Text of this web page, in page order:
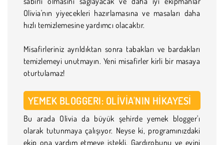
Olivia'nın yiyecekleri hazırlamasına ve masaları daha
hızlı temizlemesine yardımcı olacaktır.
Misafirleriniz ayrıldıktan sonra tabakları ve bardakları
temizlemeyi unutmayın. Yeni misafirler kirli bir masaya
oturtulamaz!
YEMEK BLOGGERI: OLIVIA'NIN HIKAYESI
Bu arada Olivia da büyük şehirde yemek blogger'ı
olarak tutunmaya çalışıyor. Neyse ki, programınızdaki
ekip ona yardım etmeye istekli. Gardırobunu ve evini